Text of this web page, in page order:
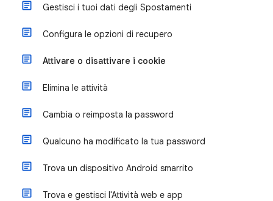
Gestisci i tuoi dati degli Spostamenti
Configura le opzioni di recupero
Attivare o disattivare i cookie
Elimina le attività
Cambia o reimposta la password
Qualcuno ha modificato la tua password
Trova un dispositivo Android smarrito
Trova e gestisci l'Attività web e app